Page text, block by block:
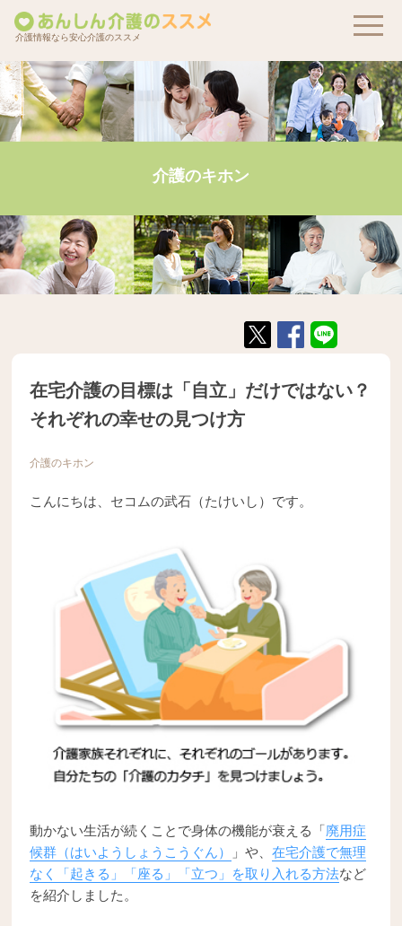
介護情報なら安心介護のススメ
介護のキホン
在宅介護の目標は「自立」だけではない？
それぞれの幸せの見つけ方
介護のキホン
こんにちは、セコムの武石（たけいし）です。
動かない生活が続くことで身体の機能が衰える「廃用症
候群（はいようしょうこうぐん）
」や、在宅介護で無理
なく「起きる」「座る」「立つ」を取り入れる方法など
を紹介しました。